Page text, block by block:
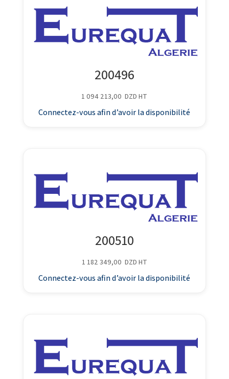
200496
1 094 213,00 DZD HT
Connectez-vous afin d’avoir la disponibilité
200510
1 182 349,00 DZD HT
Connectez-vous afin d’avoir la disponibilité